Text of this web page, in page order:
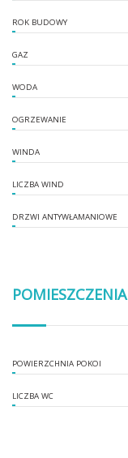
ROK BUDOWY
GAZ
WODA
OGRZEWANIE
WINDA
LICZBA WIND
DRZWI ANTYWŁAMANIOWE
POMIESZCZENIA
POWIERZCHNIA POKOI
LICZBA WC